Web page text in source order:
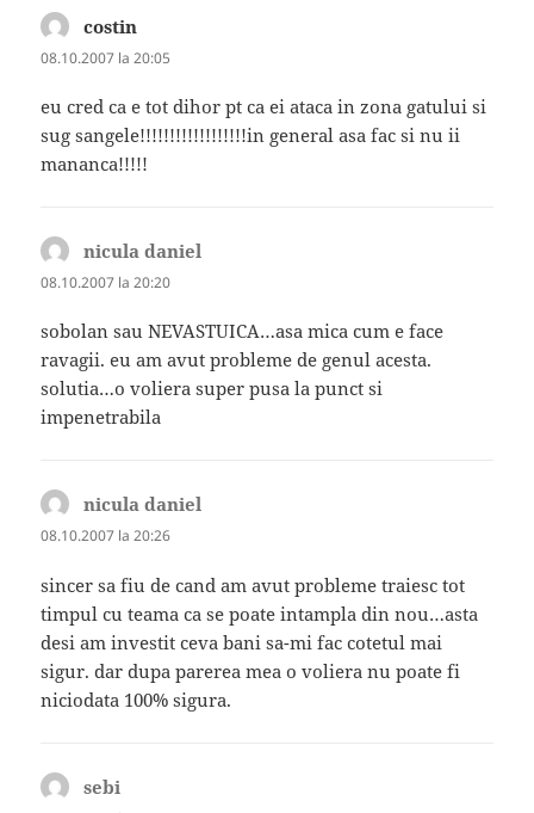
costin
08.10.2007 la 20:05
eu cred ca e tot dihor pt ca ei ataca in zona gatului si
sug sangele!!!!!!!!!!!!!!!!!!in general asa fac si nu ii
mananca!!!!!
nicula daniel
08.10.2007 la 20:20
sobolan sau NEVASTUICA…asa mica cum e face
ravagii. eu am avut probleme de genul acesta.
solutia…o voliera super pusa la punct si
impenetrabila
nicula daniel
08.10.2007 la 20:26
sincer sa fiu de cand am avut probleme traiesc tot
timpul cu teama ca se poate intampla din nou…asta
desi am investit ceva bani sa-mi fac cotetul mai
sigur. dar dupa parerea mea o voliera nu poate fi
niciodata 100% sigura.
sebi